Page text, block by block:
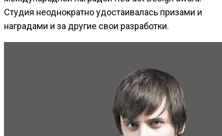
Студия неоднократно удостаивалась призами и
наградами и за другие свои разработки.